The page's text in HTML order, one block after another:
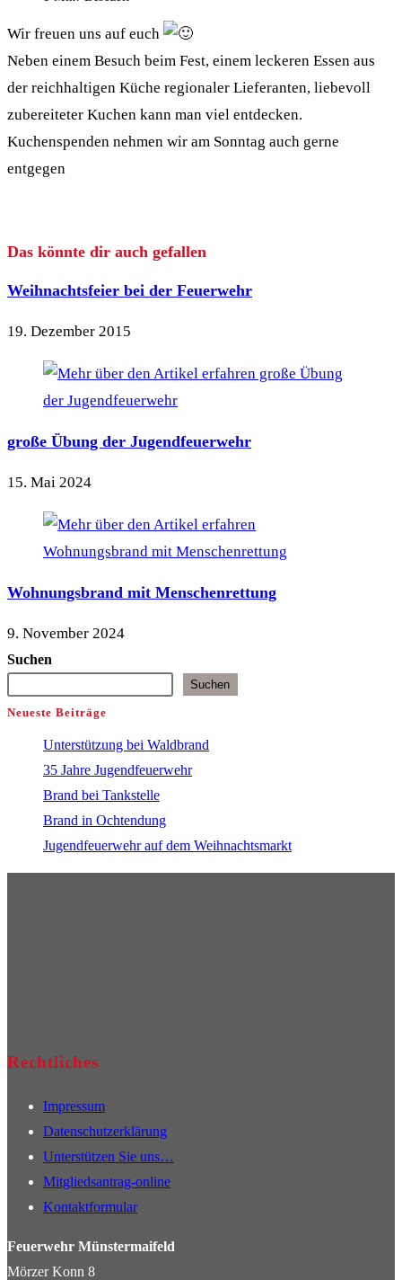
am:
Wir freuen uns auf euch
Neben einem Besuch beim Fest, einem leckeren Essen aus
der reichhaltigen Küche regionaler Lieferanten, liebevoll
zubereiteter Kuchen kann man viel entdecken.
Kuchenspenden nehmen wir am Sonntag auch gerne
entgegen
Das könnte dir auch gefallen
Weihnachtsfeier bei der Feuerwehr
19. Dezember 2015
große Übung der Jugendfeuerwehr
15. Mai 2024
Wohnungsbrand mit Menschenrettung
9. November 2024
Suchen
Suchen
Neueste Beiträge
Unterstützung bei Waldbrand
35 Jahre Jugendfeuerwehr
Brand bei Tankstelle
Brand in Ochtendung
Jugendfeuerwehr auf dem Weihnachtsmarkt
Rechtliches
Impressum
Datenschutzerklärung
Unterstützen Sie uns…
Mitgliedsantrag-online
Kontaktformular
Feuerwehr Münstermaifeld
Mörzer Konn 8